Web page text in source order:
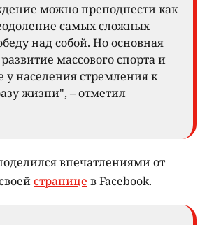
можно преподнести как
самых сложных
над собой. Но основная
массового спорта и
населения стремления к
жизни", – отметил
впечатлениями от
странице в Facebook.